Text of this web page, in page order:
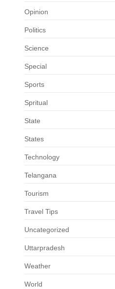
Opinion
Politics
Science
Special
Sports
Spritual
State
States
Technology
Telangana
Tourism
Travel Tips
Uncategorized
Uttarpradesh
Weather
World